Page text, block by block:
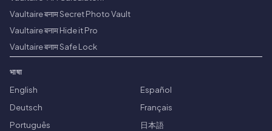
Vaultaire बनाम Secret Photo Vault
Vaultaire बनाम Hide it Pro
Vaultaire बनाम Safe Lock
भाषा
English
Español
Deutsch
Français
Português
日本語